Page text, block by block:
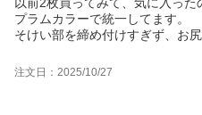
プラムカラーで統一してます。
そけい部を締め付けすぎず、お
注文日：2025/10/27